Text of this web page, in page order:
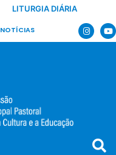
LITURGIA DIÁRIA
NOTÍCIAS